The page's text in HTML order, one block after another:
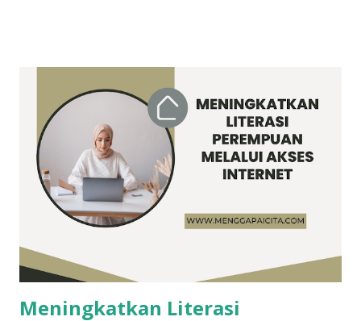
rencana pergi bersama ke suatu tempat. Sebagai seorang
manusia, pantaskah membeda-bedakan orang berdasarkan
subjektivitas? Misalnya, karena mudah diajak nongki ke sana
ke sini, pergi konferensi internasional bareng ke luar
negeri, makan siang bersama di ruang milik semua namun
hanya mengajak bicara teman satu circle-nya. Hal ini sangat
circle pertemanan / Sumber: Kibrispdr Sikap dan Pe...
Meningkatkan Literasi